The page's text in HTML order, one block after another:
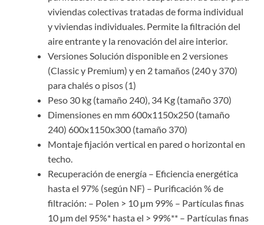
viviendas colectivas tratadas de forma individual
y viviendas individuales. Permite la filtración del
aire entrante y la renovación del aire interior.
Versiones Solución disponible en 2 versiones
(Classic y Premium) y en 2 tamaños (240 y 370)
para chalés o pisos (1)
Peso 30 kg (tamaño 240), 34 Kg (tamaño 370)
Dimensiones en mm 600x1150x250 (tamaño
240) 600x1150x300 (tamaño 370)
Montaje fijación vertical en pared o horizontal en
techo.
Recuperación de energía – Eficiencia energética
hasta el 97% (según NF) – Purificación % de
filtración: – Polen > 10 µm 99% – Partículas finas
10 µm del 95%* hasta el > 99%** – Partículas finas